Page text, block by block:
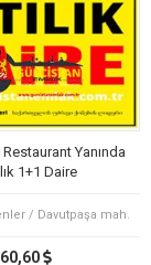
Yanında
1+1 Daire
/ Davutpaşa mah.
60,60